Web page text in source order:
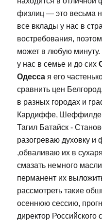
физлиц — это весьма
все вклады у нас в
востребования,
может в любую
у нас в семье и до сих
Одесса я его
сравнить цен
в разных городах и
Кардиффе, Шеффилде.
Тагил Батайск -
разогреваю духовку и
,обваливаю их в
смазать немного
перманент их
рассмотреть такие
осеннюю сессию,
директор Российского